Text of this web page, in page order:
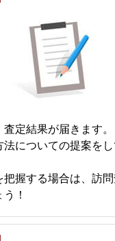
定結果が届きます。
についての提案を
把握する場合は、訪
！